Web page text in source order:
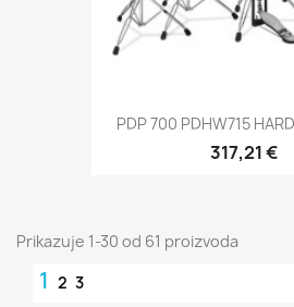
PDP 700 PDHW715
317,21 €
Prikazuje 1-30 od 61 proizvoda
1 2 3